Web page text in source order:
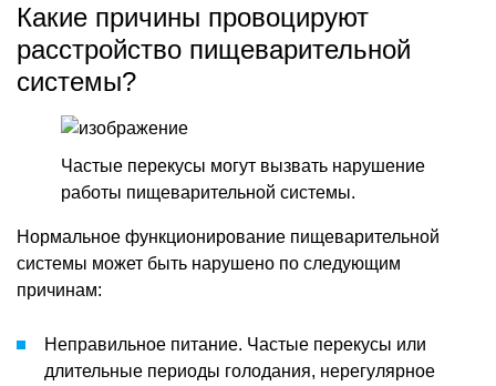
Какие причины провоцируют
расстройство пищеварительной
системы?
Частые перекусы могут вызвать нарушение
работы пищеварительной системы.
Нормальное функционирование пищеварительной
системы может быть нарушено по следующим
причинам:
Неправильное питание. Частые перекусы или
длительные периоды голодания, нерегулярное